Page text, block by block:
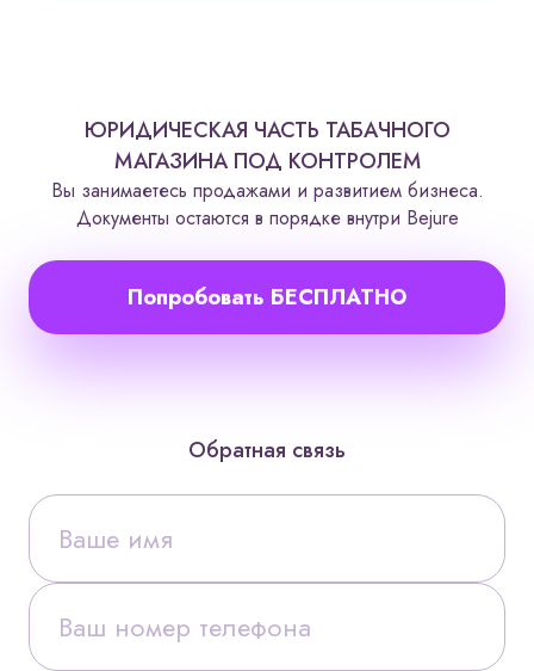
ЮРИДИЧЕСКАЯ ЧАСТЬ ТАБАЧНОГО
МАГАЗИНА ПОД КОНТРОЛЕМ
Вы занимаетесь продажами и развитием бизнеса.
Документы остаются в порядке внутри Bejure
Попробовать БЕСПЛАТНО
Обратная связь